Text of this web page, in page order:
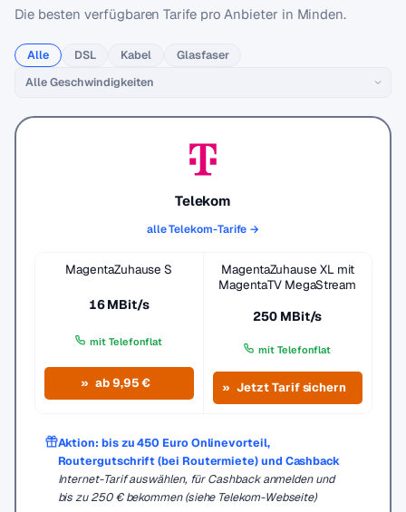
Die besten verfügbaren Tarife pro Anbieter in Minden.
Alle DSL Kabel Glasfaser
Telekom
alle Telekom-Tarife →
MagentaZuhause S
16 MBit/s
mit Telefonflat
ab 9,95 €
MagentaZuhause XL mit
MagentaTV MegaStream
250 MBit/s
mit Telefonflat
Jetzt Tarif sichern
Aktion: bis zu 450 Euro Onlinevorteil,
Routergutschrift (bei Routermiete) und Cashback
Internet-Tarif auswählen, für Cashback anmelden und
bis zu 250 € bekommen (siehe Telekom-Webseite)